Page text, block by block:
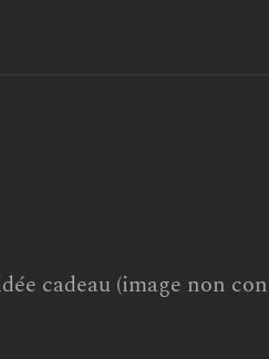
cadeau (image non